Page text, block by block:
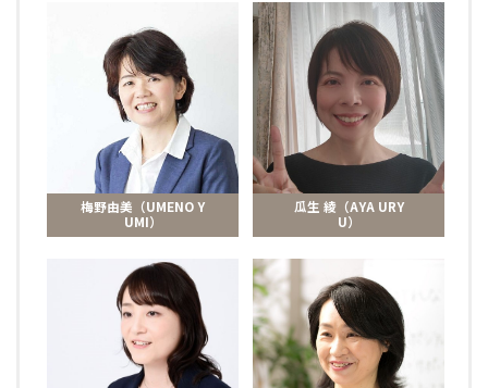
梅野由美（UMENO Y
UMI）
瓜生 綾（AYA URY
U）